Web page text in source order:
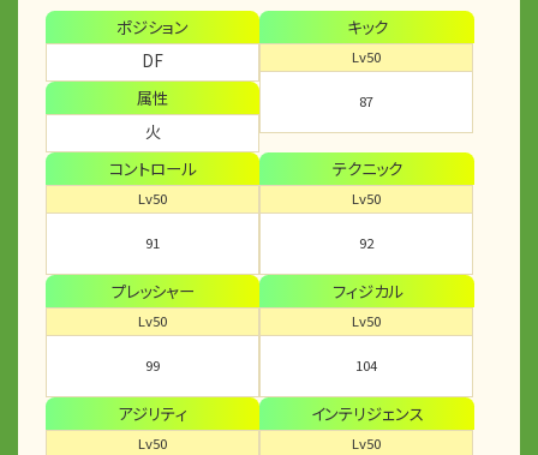
ポジション
DF
属性
火
キック
Lv50
87
コントロール
Lv50
91
テクニック
Lv50
92
プレッシャー
Lv50
99
フィジカル
Lv50
104
アジリティ
Lv50
インテリジェンス
Lv50